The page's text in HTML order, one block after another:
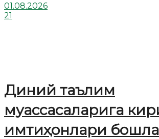
01.08.2026
21
Диний таълим
муассасаларига
имтиҳонлари